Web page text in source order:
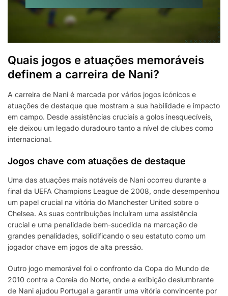
Quais jogos e atuações memoráveis
definem a carreira de Nani?
A carreira de Nani é marcada por vários jogos icónicos e
atuações de destaque que mostram a sua habilidade e impacto
em campo. Desde assistências cruciais a golos inesquecíveis,
ele deixou um legado duradouro tanto a nível de clubes como
internacional.
Jogos chave com atuações de destaque
Uma das atuações mais notáveis de Nani ocorreu durante a
final da UEFA Champions League de 2008, onde desempenhou
um papel crucial na vitória do Manchester United sobre o
Chelsea. As suas contribuições incluíram uma assistência
crucial e uma penalidade bem-sucedida na marcação de
grandes penalidades, solidificando o seu estatuto como um
jogador chave em jogos de alta pressão.
Outro jogo memorável foi o confronto da Copa do Mundo de
2010 contra a Coreia do Norte, onde a exibição deslumbrante
de Nani ajudou Portugal a garantir uma vitória convincente por